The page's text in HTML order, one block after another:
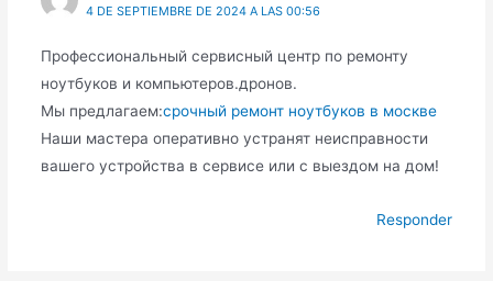
4 DE SEPTIEMBRE DE 2024 A LAS 00:56
Профессиональный сервисный центр по ремонту
ноутбуков и компьютеров.дронов.
Мы предлагаем:срочный ремонт ноутбуков в москве
Наши мастера оперативно устранят неисправности
вашего устройства в сервисе или с выездом на дом!
Responder